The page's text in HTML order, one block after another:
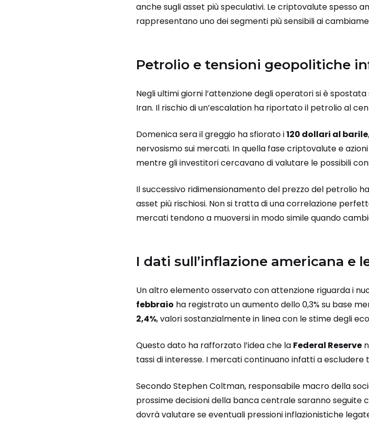
anche sugli asset più speculativi. Le criptovalute spesso
rappresentano uno dei segmenti più sensibili ai
Petrolio e tensioni geopolitiche
Negli ultimi giorni l’attenzione degli operatori si è
Iran. Il rischio di un’escalation ha riportato il petrolio al
Domenica sera il greggio ha sfiorato i120 dollari al barile
nervosismo sui mercati. In quella fase criptovalute e
mentre gli investitori cercavano di valutare le possibili
Il successivo ridimensionamento del prezzo del petrolio
asset più rischiosi. Non si tratta di una correlazione
mercati tendono a muoversi in modo simile quando
I dati sull’inflazione americana e
Un altro elemento osservato con attenzione riguarda i
febbraio ha registrato un aumento dello 0,3% su base
2,4%, valori sostanzialmente in linea con le stime degli
Questo dato ha rafforzato l’idea che la Federal Reserve
tassi di interesse. I mercati continuano infatti a
Secondo Stephen Coltman, responsabile macro della
prossime decisioni della banca centrale saranno seguite
dovrà valutare se eventuali pressioni inflazionistiche